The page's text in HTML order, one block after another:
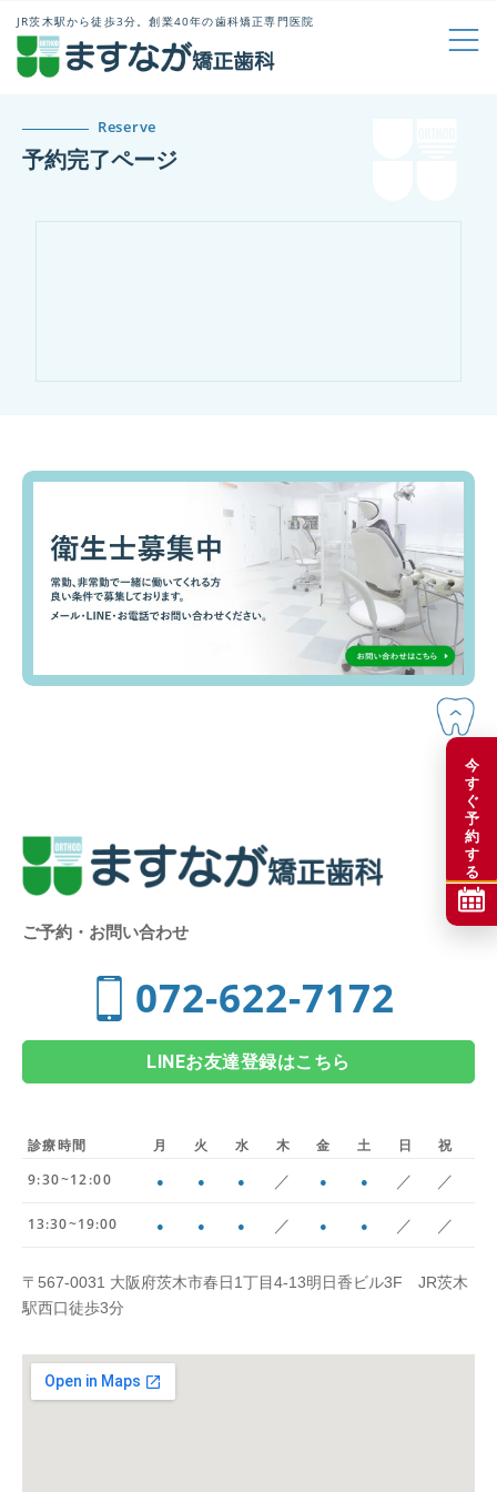
JR茨木駅から徒歩3分。創業40年の歯科矯正専門医院
Reserve
予約完了ページ
ご予約・お問い合わせ
072-622-7172
LINEお友達登録はこちら
診療時間 月 火 水 木 金 土 日 祝
9:30~12:00 ● ● ● ／ ● ● ／ ／
13:30~19:00 ● ● ● ／ ● ● ／ ／
〒567-0031 大阪府茨木市春日1丁目4-13明日香ビル3F JR茨木
駅西口徒歩3分
今
す
ぐ
予
約
す
る